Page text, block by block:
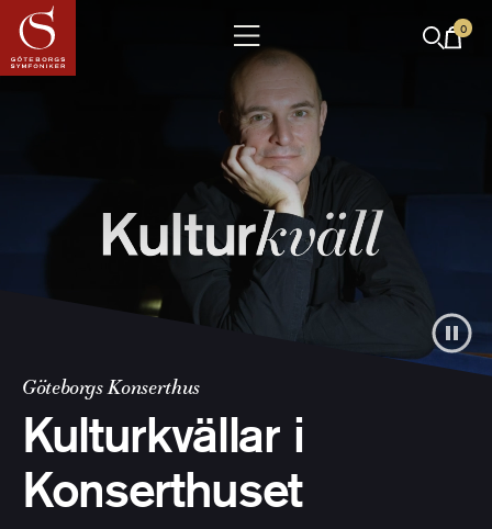
0
Göteborgs Konserthus
Kulturkvällar i
Konserthuset